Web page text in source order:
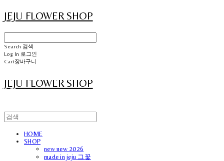
JEJU FLOWER SHOP
Search 검색
Log In 로그인
Cart장바구니
JEJU FLOWER SHOP
HOME
SHOP
new new 2026
made in jeju 그꽃